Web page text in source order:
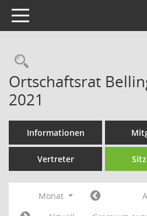
Toggle navigation
Rechercheauswahl
Ortschaftsrat
2021
Informationen
Vertreter
Monat